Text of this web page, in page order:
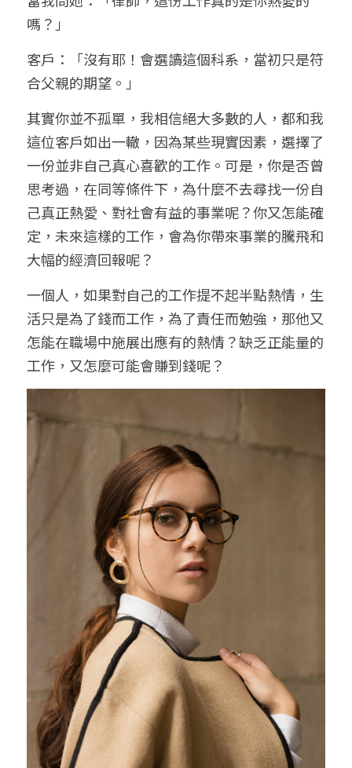
嗎？」
客戶：「沒有耶！會選讀這個科系，當初只是符
合父親的期望。」
其實你並不孤單，我相信絕大多數的人，都和我
這位客戶如出一轍，因為某些現實因素，選擇了
一份並非自己真心喜歡的工作。可是，你是否曾
思考過，在同等條件下，為什麼不去尋找一份自
己真正熱愛、對社會有益的事業呢？你又怎能確
定，未來這樣的工作，會為你帶來事業的騰飛和
大幅的經濟回報呢？
一個人，如果對自己的工作提不起半點熱情，生
活只是為了錢而工作，為了責任而勉強，那他又
怎能在職場中施展出應有的熱情？缺乏正能量的
工作，又怎麼可能會賺到錢呢？